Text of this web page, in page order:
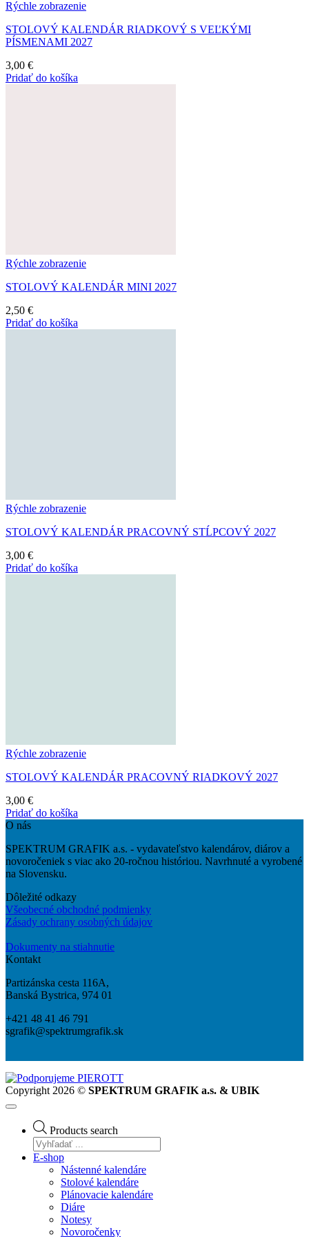
Rýchle zobrazenie
STOLOVÝ KALENDÁR RIADKOVÝ S VEĽKÝMI
PÍSMENAMI 2027
3,00 €
Pridať do košíka
Rýchle zobrazenie
STOLOVÝ KALENDÁR MINI 2027
2,50 €
Pridať do košíka
Rýchle zobrazenie
STOLOVÝ KALENDÁR PRACOVNÝ STĹPCOVÝ 2027
3,00 €
Pridať do košíka
Rýchle zobrazenie
STOLOVÝ KALENDÁR PRACOVNÝ RIADKOVÝ 2027
3,00 €
Pridať do košíka
O nás
SPEKTRUM GRAFIK a.s. - vydavateľstvo kalendárov, diárov a
novoročeniek s viac ako 20-ročnou históriou. Navrhnuté a vyrobené
na Slovensku.
Dôležité odkazy
Všeobecné obchodné podmienky
Zásady ochrany osobných údajov
Dokumenty na stiahnutie
Kontakt
Partizánska cesta 116A,
Banská Bystrica, 974 01
+421 48 41 46 791
sgrafik@spektrumgrafik.sk
Copyright 2026 © SPEKTRUM GRAFIK a.s. & UBIK
Products search
E-shop
Nástenné kalendáre
Stolové kalendáre
Plánovacie kalendáre
Diáre
Notesy
Novoročenky